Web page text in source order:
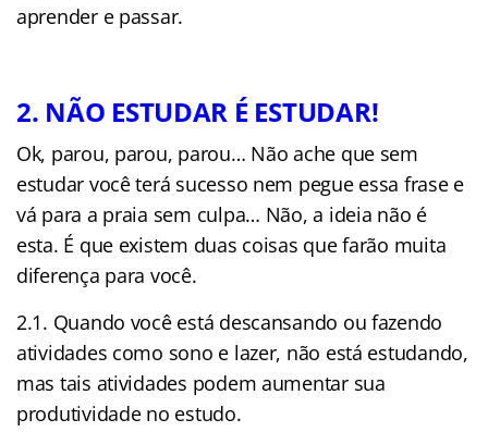
aprender e passar.
2. NÃO ESTUDAR É ESTUDAR!
Ok, parou, parou, parou… Não ache que sem
estudar você terá sucesso nem pegue essa frase e
vá para a praia sem culpa… Não, a ideia não é
esta. É que existem duas coisas que farão muita
diferença para você.
2.1. Quando você está descansando ou fazendo
atividades como sono e lazer, não está estudando,
mas tais atividades podem aumentar sua
produtividade no estudo.